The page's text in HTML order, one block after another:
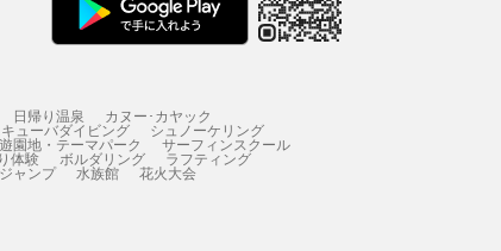
日帰り温泉 カヌー･カヤック
ューバダイビング シュノーケリング
遊園地・テーマパーク サーフィンスクール
体験 ボルダリング ラフティング
ャンプ 水族館 花火大会